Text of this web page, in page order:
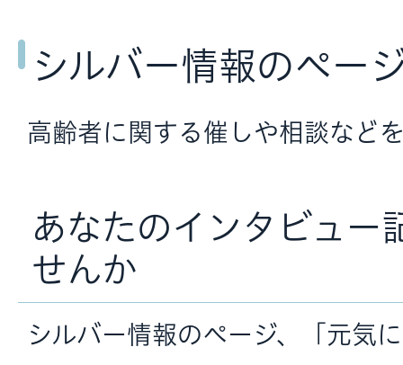
シルバー情報のペー
高齢者に関する催しや相談など
あなたのインタビュー
せんか
シルバー情報のページ、「元気